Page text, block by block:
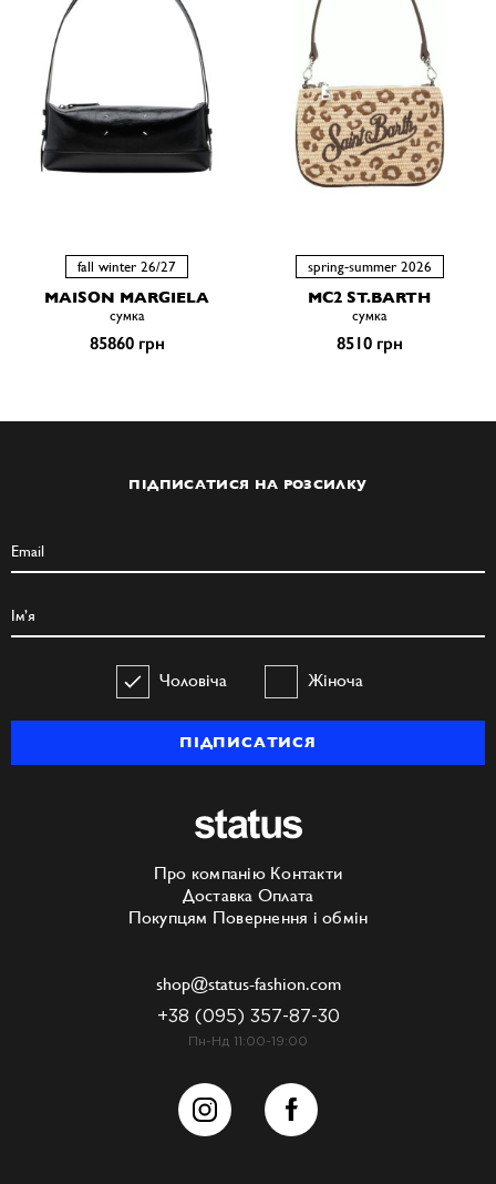
fall winter 26/27
MAISON MARGIELA
сумка
85860 грн
spring-summer 2026
MC2 ST.BARTH
сумка
8510 грн
ПІДПИСАТИСЯ НА РОЗСИЛКУ
Чоловіча Жіноча
ПІДПИСАТИСЯ
Про компанію Контакти
Доставка Оплата
Покупцям Повернення і обмін
shop@status-fashion.com
+38 (095) 357-87-30
Пн-Нд 11:00-19:00